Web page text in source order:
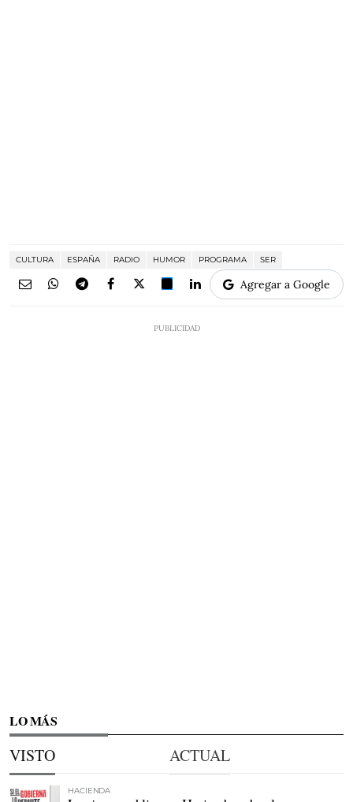
CULTURA ESPAÑA RADIO HUMOR PROGRAMA SER
Agregar a Google
LO MÁS
VISTO ACTUAL
HACIENDA